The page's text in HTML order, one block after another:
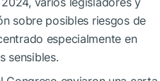
sobre posibles riesgos de
especialmente en
sensibles.